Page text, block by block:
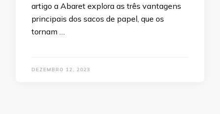
artigo a Abaret explora as três vantagens
principais dos sacos de papel, que os
tornam …
DEZEMBRO 12, 2023